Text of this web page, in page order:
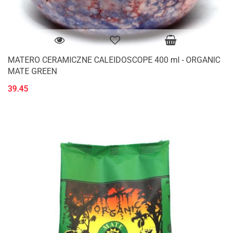
MATERO CERAMICZNE CALEIDOSCOPE 400 ml - ORGANIC
MATE GREEN
39.45